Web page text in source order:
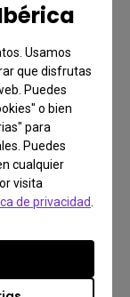
Usamos
que disfrutas
Puedes
o bien
para
Puedes
cualquier
visita
de privacidad